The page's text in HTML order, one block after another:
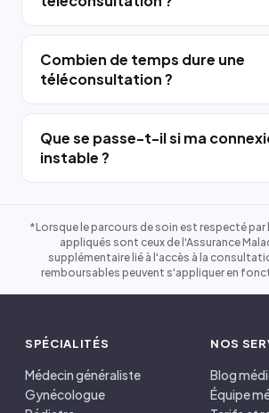
Combien de temps dure une
téléconsultation ?
Que se passe-t-il si ma
instable ?
*Lorsque le parcours de soin est respecté
appliqués sont ceux de l'Assurance
supplémentaire lié à l'accès à la
remboursables peuvent s'appliquer en
SPÉCIALITÉS
Médecin généraliste
Gynécologue
NOS
Blog
Équipe